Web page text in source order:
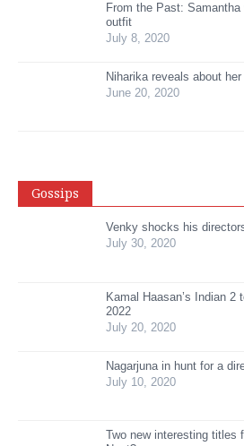
From the Past:
outfit
July 8, 2020
Niharika reveals about
June 20, 2020
Gossips
Venky shocks his
July 30, 2020
Kamal Haasan’s Indian 2
2022
July 20, 2020
Nagarjuna in hunt for a
July 10, 2020
Two new interesting titles